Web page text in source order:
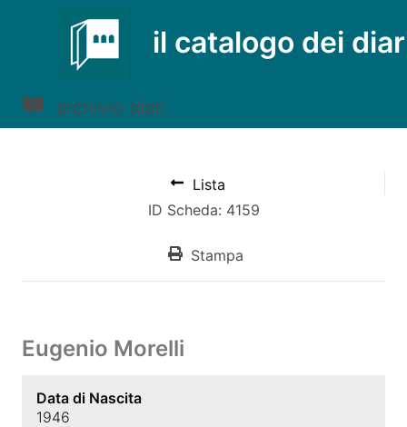
il catalogo dei
archivio diari
Lista
ID Scheda: 4159
Stampa
Eugenio Morelli
Data di Nascita
1946